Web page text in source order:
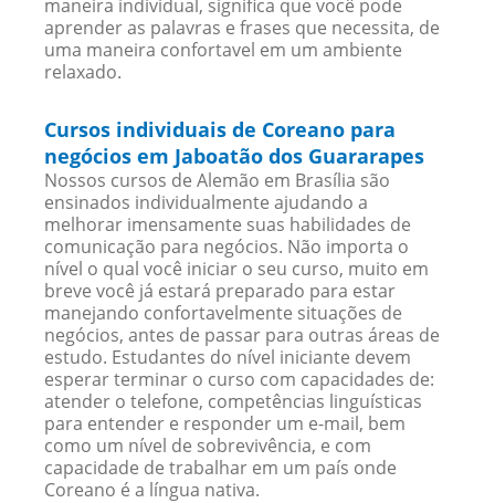
maneira individual, significa que você pode
aprender as palavras e frases que necessita, de
uma maneira confortavel em um ambiente
relaxado.
Cursos individuais de Coreano para
negócios em Jaboatão dos Guararapes
Nossos cursos de Alemão em Brasília são
ensinados individualmente ajudando a
melhorar imensamente suas habilidades de
comunicação para negócios. Não importa o
nível o qual você iniciar o seu curso, muito em
breve você já estará preparado para estar
manejando confortavelmente situações de
negócios, antes de passar para outras áreas de
estudo. Estudantes do nível iniciante devem
esperar terminar o curso com capacidades de:
atender o telefone, competências linguísticas
para entender e responder um e-mail, bem
como um nível de sobrevivência, e com
capacidade de trabalhar em um país onde
Coreano é a língua nativa.